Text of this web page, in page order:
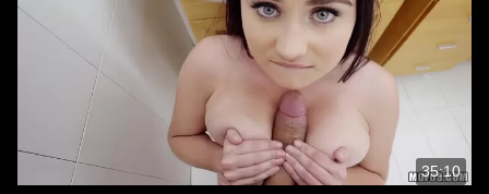
35:10